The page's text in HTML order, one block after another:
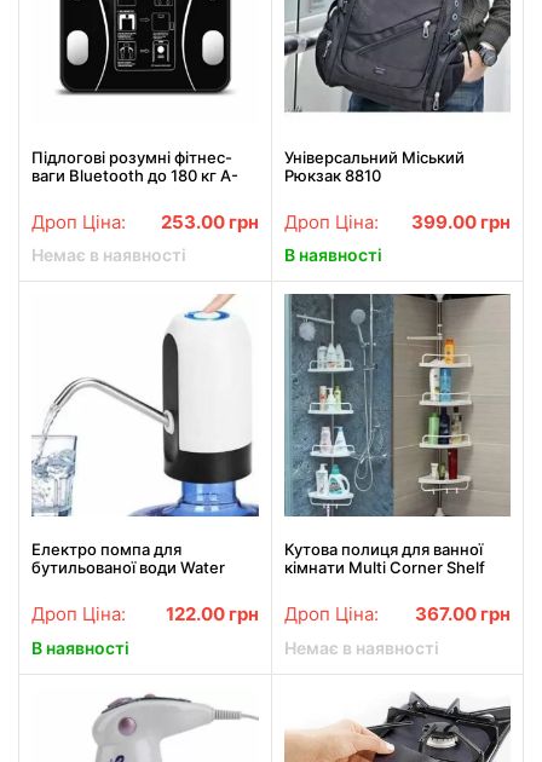
Підлогові розумні фітнес-
ваги Bluetooth до 180 кг A-
додатком
Дроп Ціна: 253.00 грн
Немає в наявності
Універсальний Міський
Рюкзак 8810
Дроп Ціна: 399.00 грн
В наявності
Електро помпа для
бутильованої води Water
електрична акумуляторна
на бутель
Дроп Ціна: 122.00 грн
В наявності
Кутова полиця для ванної
кімнати Multi Corner Shelf
Дроп Ціна: 367.00 грн
Немає в наявності